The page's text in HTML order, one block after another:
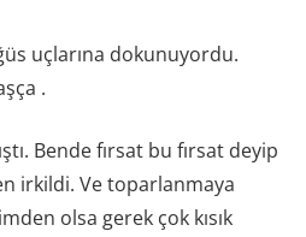
uçlarına dokunuyordu.
.
Bende fırsat bu fırsat deyip
irkildi. Ve toparlanmaya
olsa gerek çok kısık